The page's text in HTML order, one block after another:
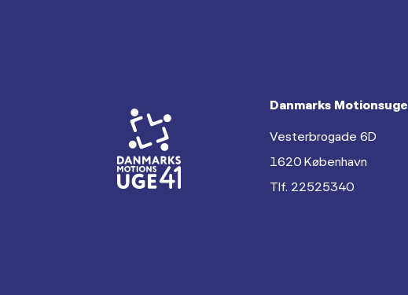
Danmarks Motionsuge
Vesterbrogade 6D
1620 København
Tlf. 22525340